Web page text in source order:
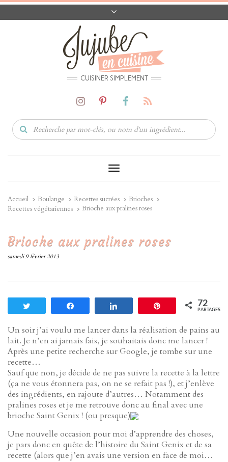
CONTACT
CODES PROMO
MATÉRIEL
CUISINER SIMPLEMENT
Toggle
Navigation
Accueil Boulange Recettes sucrées
Brioches
Recettes végétariennes
Brioche aux pralines roses
Brioche aux pralines roses
samedi 9 février 2013
Enregistrer72
PARTAGES
Un soir j’ai voulu me lancer dans la réalisation de pains au
lait. Je n’en ai jamais fais, je souhaitais donc me lancer !
Après une petite recherche sur Google, je tombe sur une
recette…
Sauf que non, je décide de ne pas suivre la recette à la lettre
(ça ne vous étonnera pas, on ne se refait pas !), et j’enlève
des ingrédients, en rajoute d’autres… Notamment des
pralines roses et je me retrouve donc au final avec une
brioche Saint Genix ! (ou presque)
Une nouvelle occasion pour moi d’apprendre des choses,
je pars donc en quête de l’histoire du Saint Genix et de sa
recette (alors que j’en avais une version en face de moi…